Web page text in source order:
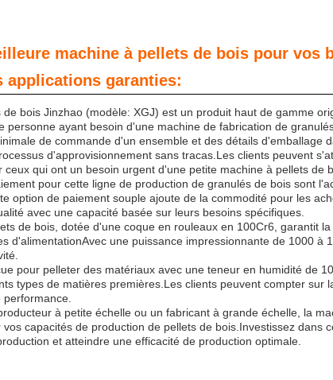
machine à pellets de bois pour vos
applications garanties:
de bois Jinzhao (modèle: XGJ) est un produit haut de gamme
personne ayant besoin d'une machine de fabrication de
de commande d'un ensemble et des détails d'emballage
d'approvisionnement sans tracas.Les clients peuvent
ceux qui ont un besoin urgent d'une petite machine à pellets de
pour cette ligne de production de granulés de bois sont
option de paiement souple ajoute de la commodité pour les
avec une capacité basée sur leurs besoins spécifiques.
de bois, dotée d'une coque en rouleaux en 100Cr6, garantit
d'alimentationAvec une puissance impressionnante de 1000 à
pour pelleter des matériaux avec une teneur en humidité de
types de matières premières.Les clients peuvent compter sur
à petite échelle ou un fabricant à grande échelle, la
capacités de production de pellets de bois.Investissez dans
et atteindre une efficacité de production optimale.